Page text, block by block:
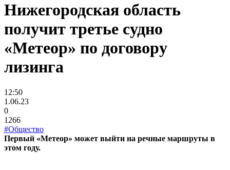
Нижегородская область
получит третье судно
«Метеор» по договору
лизинга
12:50
1.06.23
0
1266
#Общество
Первый «Метеор» может выйти на речные маршруты в
этом году.